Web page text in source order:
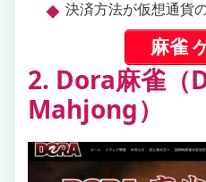
決済方法が仮想通貨
麻雀
2. Dora麻雀（
Mahjong）